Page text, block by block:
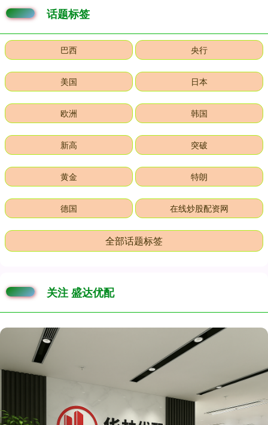
话题标签
巴西 央行
美国 日本
欧洲 韩国
新高 突破
黄金 特朗
德国 在线炒股配资网
全部话题标签
关注 盛达优配